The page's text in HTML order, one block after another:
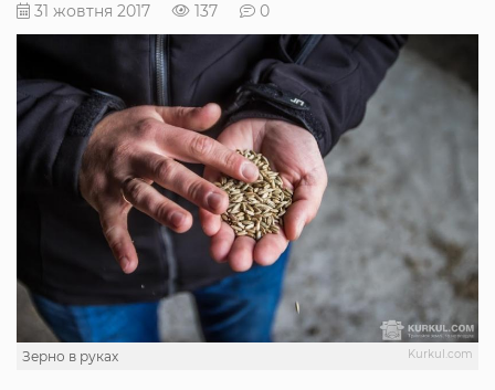
31 жовтня 2017 137 0
Kurkul.com
Зерно в руках